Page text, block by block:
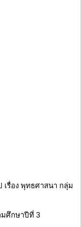
เรื่อง พุทธศาสนา กลุ่ม
ศึกษาปีที่ 3